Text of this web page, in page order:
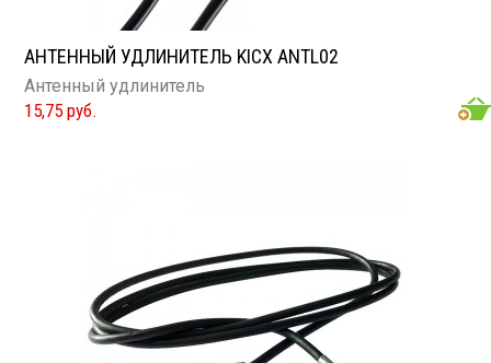
АНТЕННЫЙ УДЛИНИТЕЛЬ KICX ANTL02
Антенный удлинитель
15,75 руб.